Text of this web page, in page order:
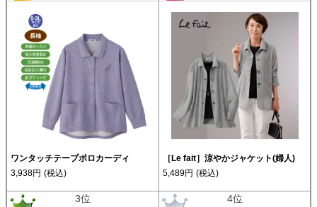
ワンタッチテープポロカーディ
3,938円 (税込)
［Le fait］涼やかジャケット(婦人)
5,489円 (税込)
3位 4位